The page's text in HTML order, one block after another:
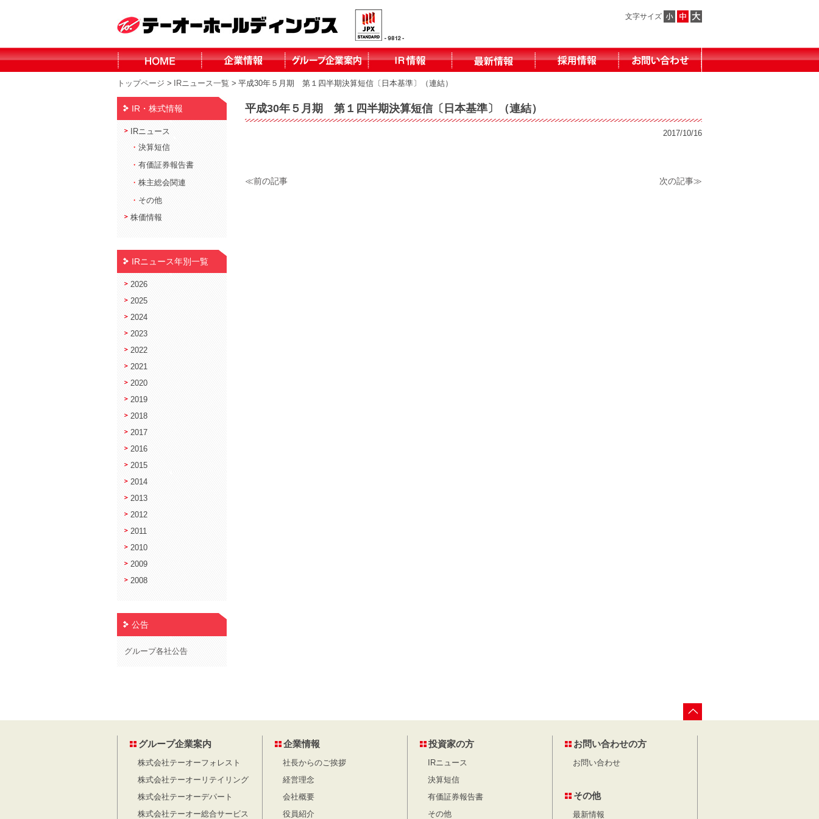
文字サイズ
株式会社テーオ
株式会社テーオ
株式会社テーオ
株式会社テーオ
函館日産自動車
北見日産自動車
株式会社
北見三菱自動車
小泉建設株式会
株式会社fika
トップページ > IRニュース一覧 > 平成30年５月期 第１四半期決算短信〔日本基準〕（連結）
IR・株式情報
IRニュース
・ 決算短信
・ 有価証券報告書
・ 株主総会関連
・ その他
株価情報
IRニュース年別一覧
2026
2025
2024
2023
2022
2021
2020
2019
2018
2017
2016
2015
2014
2013
2012
2011
2010
2009
2008
公告
グループ各社公告
平成30年５月期 第１四半期決算短信〔日本基準〕（連結）
2017/10/16
≪前の記事 次の記事≫
グループ企業案内
株式会社テーオーフォレスト
株式会社テーオーリテイリング
株式会社テーオーデパート
株式会社テーオー総合サービス
企業情報
社長からのご挨拶
経営理念
会社概要
役員紹介
投資家の方
IRニュース
決算短信
有価証券報告書
その他
お問い合わせの方
お問い合わせ
その他
最新情報